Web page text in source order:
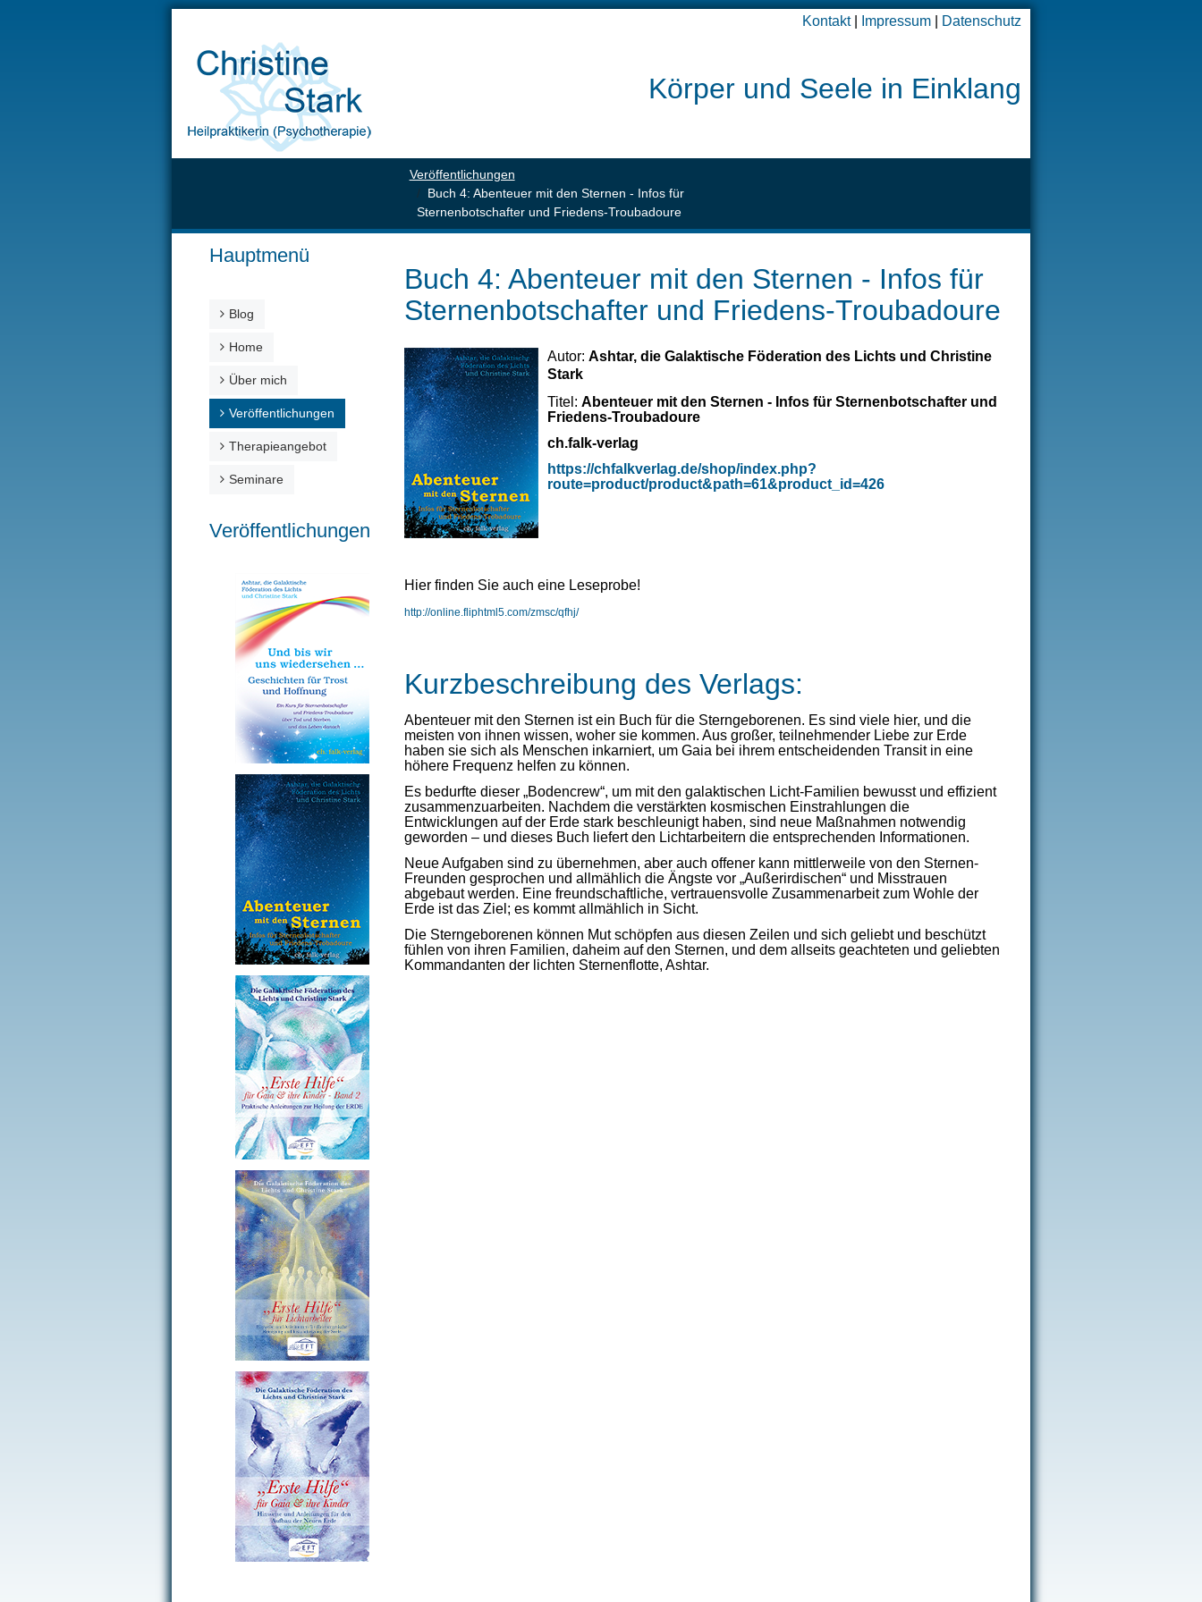
Kontakt| Impressum Datenschutz
Körper und Seele in Einklang
Veröffentlichungen
Buch 4: Abenteuer mit den Sternen - Infos für
Sternenbotschafter und Friedens-Troubadoure
Buch 4: Abenteuer mit den Sternen - Infos für
Sternenbotschafter und Friedens-Troubadoure
Autor:Ashtar, die Galaktische Föderation des Lichts und Christine
Stark
Titel:Abenteuer mit den Sternen - Infos für Sternenbotschafter und
Friedens-Troubadoure
ch.falk-verlag
https://chfalkverlag.de/shop/index.php?
route=product/product&path=61&product_id=426
Hier finden Sie auch eine Leseprobe!
http://online.fliphtml5.com/zmsc/qfhj/
Kurzbeschreibung des Verlags:
Abenteuer mit den Sternen ist ein Buch für die Sterngeborenen. Es sind viele hier, und die
meisten von ihnen wissen, woher sie kommen. Aus großer, teilnehmender Liebe zur Erde
haben sie sich als Menschen inkarniert, um Gaia bei ihrem entscheidenden Transit in eine
höhere Frequenz helfen zu können.
Es bedurfte dieser „Bodencrew“, um mit den galaktischen Licht-Familien bewusst und effizient
zusammenzuarbeiten. Nachdem die verstärkten kosmischen Einstrahlungen die
Entwicklungen auf der Erde stark beschleunigt haben, sind neue Maßnahmen notwendig
geworden – und dieses Buch liefert den Lichtarbeitern die entsprechenden Informationen.
Neue Aufgaben sind zu übernehmen, aber auch offener kann mittlerweile von den Sternen-
Freunden gesprochen und allmählich die Ängste vor „Außerirdischen“ und Misstrauen
abgebaut werden. Eine freundschaftliche, vertrauensvolle Zusammenarbeit zum Wohle der
Erde ist das Ziel; es kommt allmählich in Sicht.
Die Sterngeborenen können Mut schöpfen aus diesen Zeilen und sich geliebt und beschützt
fühlen von ihren Familien, daheim auf den Sternen, und dem allseits geachteten und geliebten
Kommandanten der lichten Sternenflotte, Ashtar.
Hauptmenü
Blog
Home
Über mich
Veröffentlichungen
Therapieangebot
Seminare
Veröffentlichungen